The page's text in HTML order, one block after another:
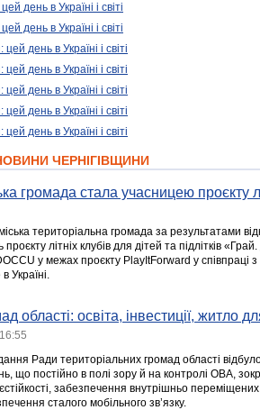
день в Україні і світі
день в Україні і світі
день в Україні і світі
день в Україні і світі
день в Україні і світі
день в Україні і світі
день в Україні і світі
ЧЕРНІГІВЩИНИ
громада стала учасницею проєкту
міська територіальна громада за результатами
літніх клубів для дітей та підлітків
у межах проєкту PlayItForward у
Україні.
області: освіта, інвестиції, житло
16:55
Ради територіальних громад області
що постійно в полі зору й на контролі ОВА,
забезпечення внутрішньо
сталого мобільного зв’язку.